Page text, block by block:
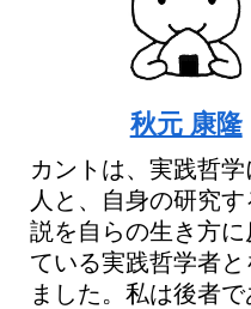
秋元 康隆
カントは、実践哲
人と、自身の研究
説を自らの生き方
ている実践哲学者と
ました。私は後者で